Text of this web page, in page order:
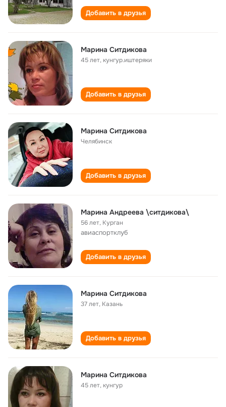
Добавить в друзья
Марина Ситдикова
45 лет,кунгур.иштеряки
Добавить в друзья
Марина Ситдикова
Челябинск
Добавить в друзья
Марина Андреева \ситдикова\
56 лет, Курган
авиаспортклуб
Добавить в друзья
Марина Ситдикова
37 лет, Казань
Добавить в друзья
Марина Ситдикова
45 лет,кунгур